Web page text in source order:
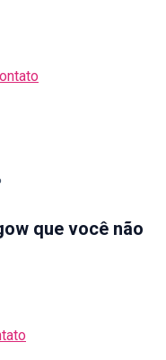
que você não